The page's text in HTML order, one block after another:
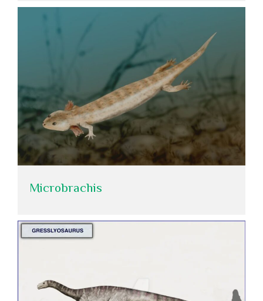
Microbrachis